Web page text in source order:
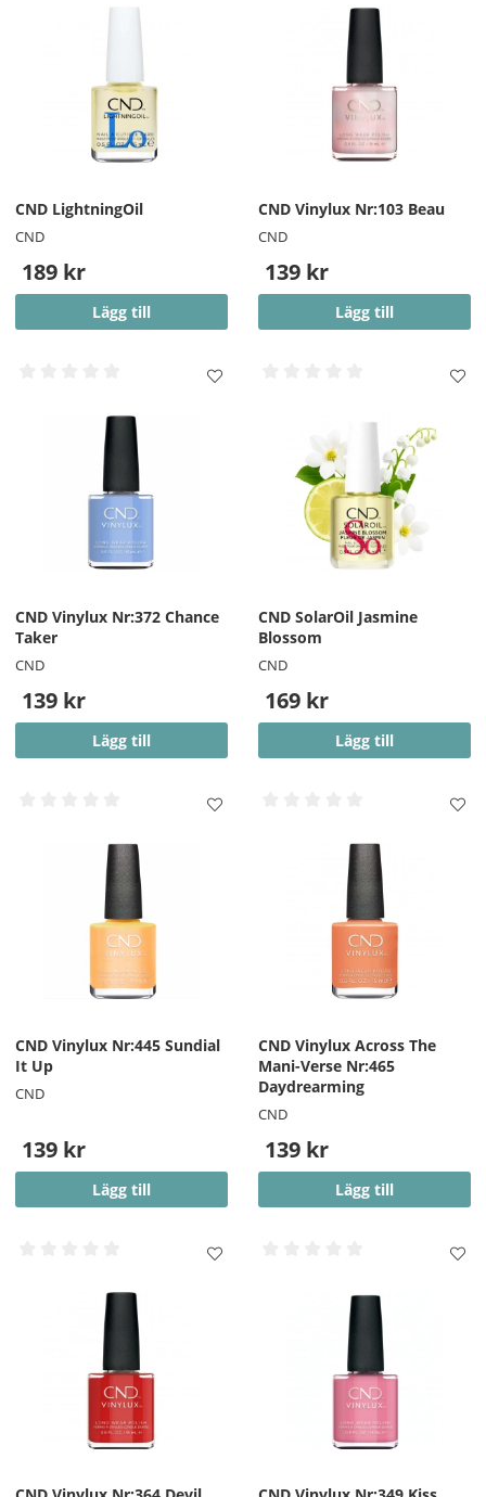
CND LightningOil
CND
189 kr
Lägg till
CND Vinylux Nr:103 Beau
CND
139 kr
Lägg till
CND Vinylux Nr:372 Chance
Taker
CND
139 kr
Lägg till
CND SolarOil Jasmine
Blossom
CND
169 kr
Lägg till
CND Vinylux Nr:445 Sundial
It Up
CND
139 kr
Lägg till
CND Vinylux Across The
Mani-Verse Nr:465
Daydrearming
CND
139 kr
Lägg till